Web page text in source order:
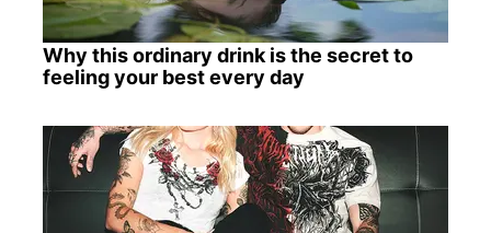
Why this ordinary drink is the secret to
feeling your best every day